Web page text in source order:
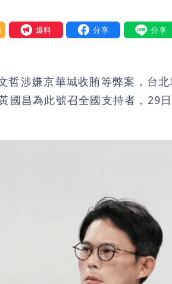
我要爆料
哲涉嫌京華城收賄等弊案，台
國昌為此號召全國支持者，29